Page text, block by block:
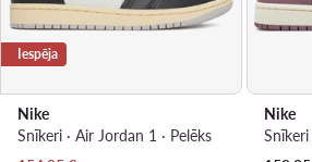
Iespēja
Nike
Snīkeri · Air Jordan 1 · Pelēks
Nike